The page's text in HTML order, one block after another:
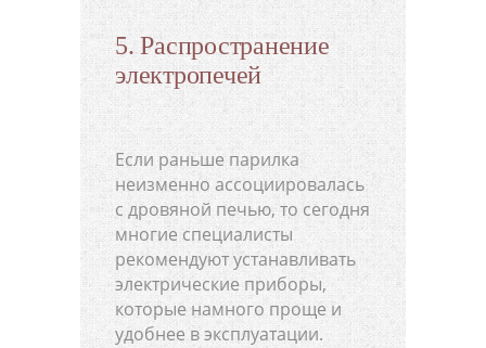
5. Распространение
электропечей
Если раньше парилка
неизменно ассоциировалась
с дровяной печью, то сегодня
многие специалисты
рекомендуют устанавливать
электрические приборы,
которые намного проще и
удобнее в эксплуатации.